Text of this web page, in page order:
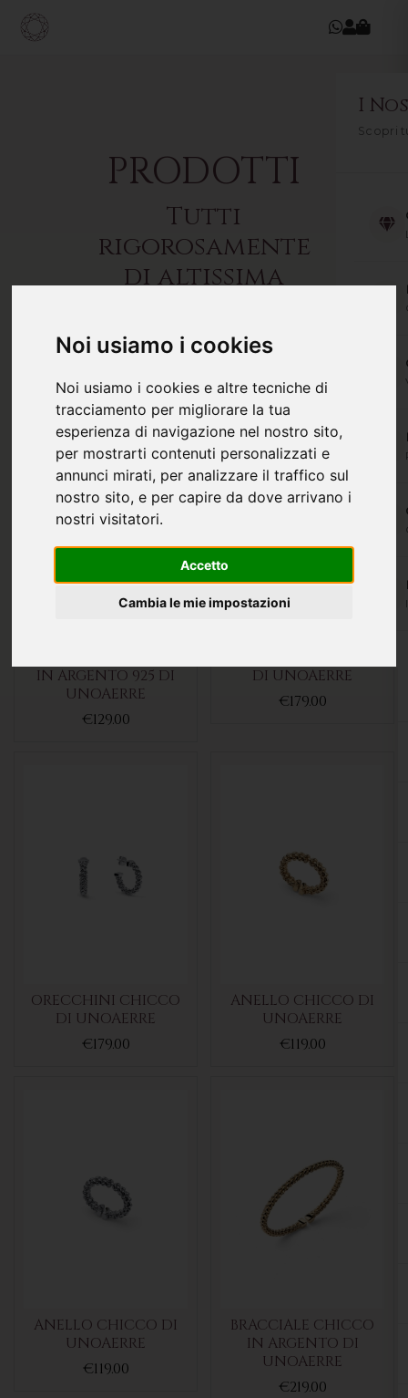
Noi usiamo i cookies
Noi usiamo i cookies e altre tecniche di
tracciamento per migliorare la tua
esperienza di navigazione nel nostro sito,
per mostrarti contenuti personalizzati e
annunci mirati, per analizzare il traffico sul
nostro sito, e per capire da dove arrivano i
nostri visitatori.
Accetto
Cambia le mie impostazioni
I
Scopri
PRODOTTI
Tutti
rigorosamente
di altissima
IN ARGENTO 925 DI
UNOAERRE
€129.00
DI UNOAERRE
€179.00
ORECCHINI CHICCO
DI UNOAERRE
€179.00
ANELLO CHICCO DI
UNOAERRE
€119.00
ANELLO CHICCO DI
UNOAERRE
€119.00
BRACCIALE CHICCO
IN ARGENTO DI
UNOAERRE
€219.00